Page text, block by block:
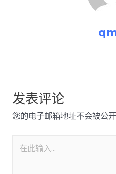
发表评论
您的电子邮箱地址不会被公开